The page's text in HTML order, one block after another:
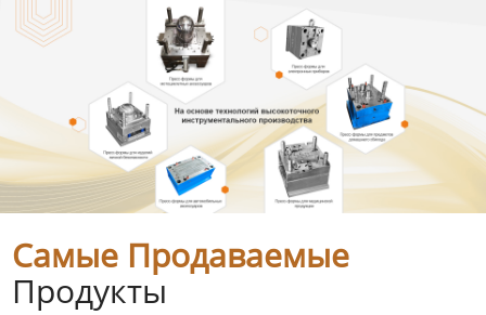
Самые Продаваемые
Продукты